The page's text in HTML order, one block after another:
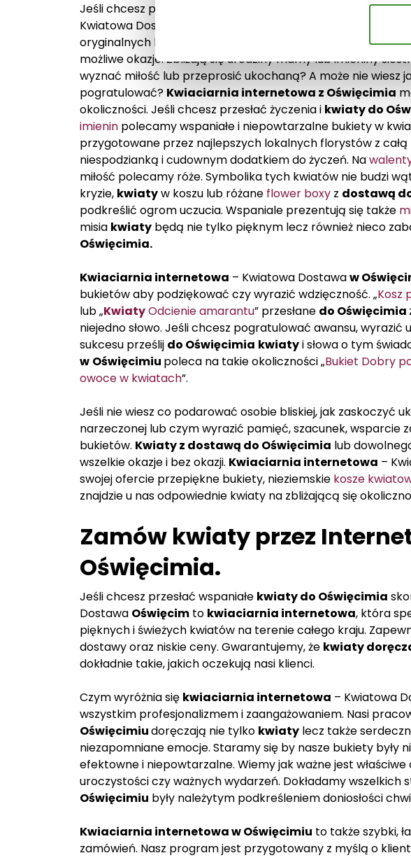
Jeśli chcesz podarować z pomocą
Kwiatowa Dostawa
. Na naszej stronie znajdzie
oryginalnych kompozycji, wspaniałych koszy kwiatowych
możliwe okazje. Zbliżają się urodziny mamy lub imieniny
wyznać miłość lub przeprosić ukochaną? A może nie wiesz
pogratulować? Kwiaciarnia internetowa z Oświęcimia
okoliczności. Jeśli chcesz przesłać życzenia i kwiaty do
imienin polecamy wspaniałe i niepowtarzalne bukiety w
przygotowane przez najlepszych lokalnych florystów z
niespodzianką i cudownym dodatkiem do życzeń. Na
miłość polecamy róże. Symbolika tych kwiatów nie budzi
kryzie, kwiatyw koszu lub różane flower boxy z dostawą
podkreślić ogrom uczucia. Wspaniale prezentują się także
misia kwiaty będą nie tylko pięknym lecz również nieco
Oświęcimia.
Kwiaciarnia internetowa – Kwiatowa Dostawaw
bukietów aby podziękować czy wyrazić wdzięczność. „Kosz
lub „KwiatyOdcienie amarantu” przesłane do Oświęcimia
niejedno słowo. Jeśli chcesz pogratulować awansu,
sukcesu prześlij do Oświęcimia kwiatyi słowa o tym
w Oświęcimiu poleca na takie okoliczności „Bukiet Dobry
owoce w kwiatach”.
Jeśli nie wiesz co podarować osobie bliskiej, jak zaskoczyć
narzeczonej lub czym wyrazić pamięć, szacunek, wsparcie
bukietów. Kwiaty z dostawą do Oświęcimia lub
wszelkie okazje i bez okazji. Kwiaciarnia internetowa –
swojej ofercie przepiękne bukiety, nieziemskie kosze
znajdzie u nas odpowiednie kwiaty na zbliżającą się
Zamów kwiaty przez
Oświęcimia.
Jeśli chcesz przesłać wspaniałe kwiaty do Oświęcimia
Dostawa Oświęcim to kwiaciarnia internetowa, która
pięknych i świeżych kwiatów na terenie całego kraju.
dostawy oraz niskie ceny. Gwarantujemy, że kwiaty
dokładnie takie, jakich oczekują nasi klienci.
Czym wyróżnia się kwiaciarnia internetowa – Kwiatowa
wszystkim profesjonalizmem i zaangażowaniem. Nasi
Oświęcimiudoręczają nie tylko kwiaty lecz także
niezapomniane emocje. Staramy się by nasze bukiety były
efektowne i niepowtarzalne. Wiemy jak ważne jest
uroczystości czy ważnych wydarzeń. Dokładamy wszelkich
Oświęcimiu były należytym podkreśleniem doniosłości
Kwiaciarnia internetowa w Oświęcimiu to także szybki,
zamówień. Nasz program jest przygotowany z myślą o